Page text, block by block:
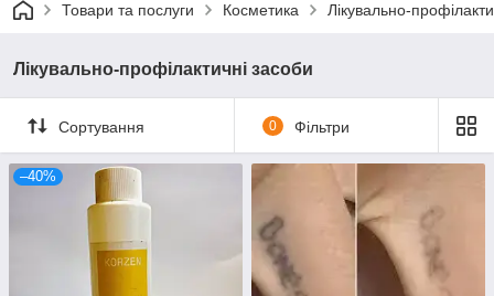
Товари та послуги Косметика Лікувально-
Лікувально-профілактичні засоби
Сортування 0 Фільтри
–40%